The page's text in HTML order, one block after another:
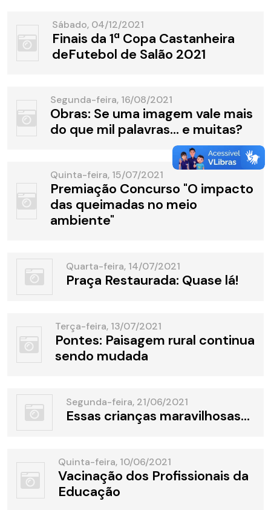
Sábado, 04/12/2021
Finais da 1ª Copa Castanheira
deFutebol de Salão 2021
Segunda-feira, 16/08/2021
Obras: Se uma imagem vale mais
do que mil palavras... e muitas?
Quinta-feira, 15/07/2021
Premiação Concurso "O impacto
das queimadas no meio
ambiente"
Quarta-feira, 14/07/2021
Praça Restaurada: Quase lá!
Terça-feira, 13/07/2021
Pontes: Paisagem rural continua
sendo mudada
Segunda-feira, 21/06/2021
Essas crianças maravilhosas...
Quinta-feira, 10/06/2021
Vacinação dos Profissionais da
Educação